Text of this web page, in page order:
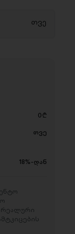
0 D
თვე
18%-დან
რეალური